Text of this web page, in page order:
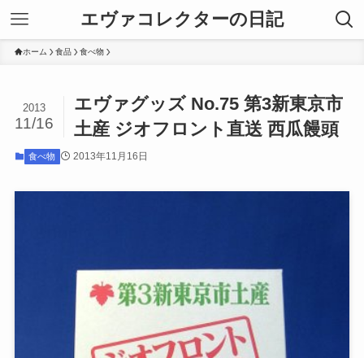
エヴァコレクターの日記
ホーム 食品 食べ物
エヴァグッズ No.75 第3新東京市
土産 ジオフロント直送 西瓜饅頭
2013
11/16
食べ物 2013年11月16日